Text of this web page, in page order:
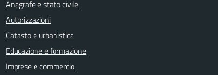
Anagrafe e stato civile
Autorizzazioni
Catasto e urbanistica
Educazione e formazione
Imprese e commercio